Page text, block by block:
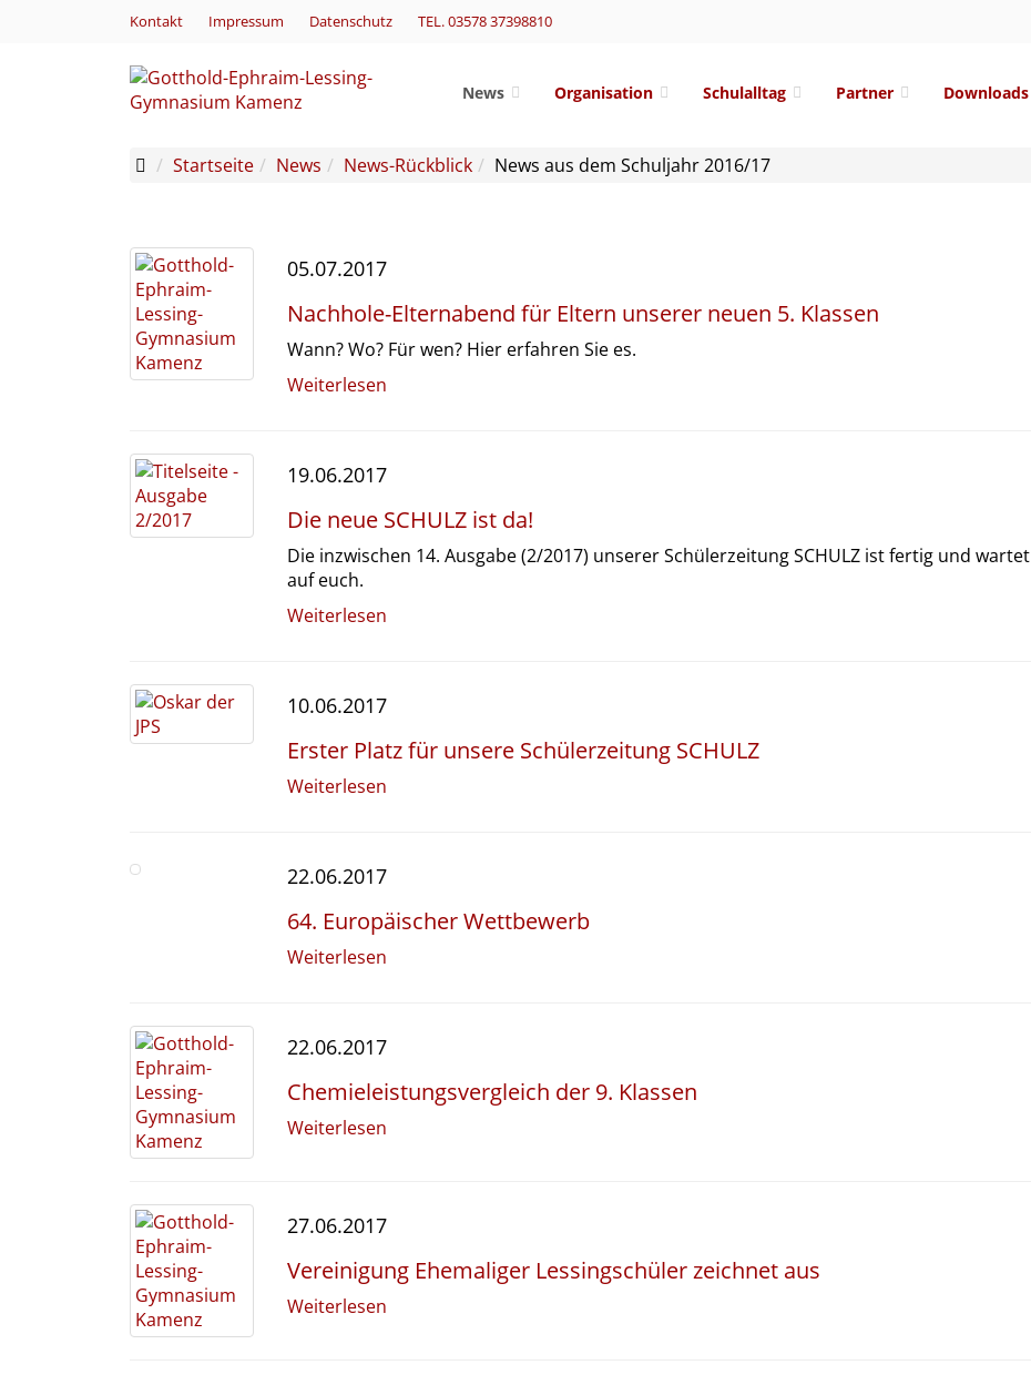
Kontakt Impressum Datenschutz TEL. 03578 37398810
News Organisation Schulalltag Partner Downloads
Startseite News News-Rückblick News aus dem Schuljahr 2016/17
05.07.2017
Nachhole-Elternabend für Eltern unserer neuen 5. Klassen
Wann? Wo? Für wen? Hier erfahren Sie es.
Weiterlesen
19.06.2017
Die neue SCHULZ ist da!
Die inzwischen 14. Ausgabe (2/2017) unserer SchülerzeitungSCHULZ ist fertig und wartet
auf euch.
Weiterlesen
10.06.2017
Erster Platz für unsere Schülerzeitung SCHULZ
Weiterlesen
22.06.2017
64. Europäischer Wettbewerb
Weiterlesen
22.06.2017
Chemieleistungsvergleich der 9. Klassen
Weiterlesen
27.06.2017
Vereinigung Ehemaliger Lessingschüler zeichnet aus
Weiterlesen